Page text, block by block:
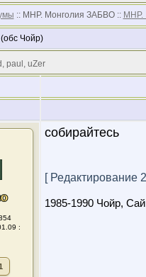
:: МНР. Монголия ЗАБВО :: МНР.
Чойр)
paul, uZer
:
собирайтесь
[ Редактирование
1985-1990 Чойр,